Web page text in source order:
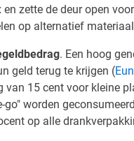
zette de deur open
op alternatief
. Een hoog
geld terug te krijgen (
van 15 cent voor kleine
go" worden
op alle